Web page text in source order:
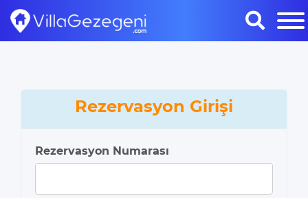
Rezervasyon Girişi
Rezervasyon Numarası